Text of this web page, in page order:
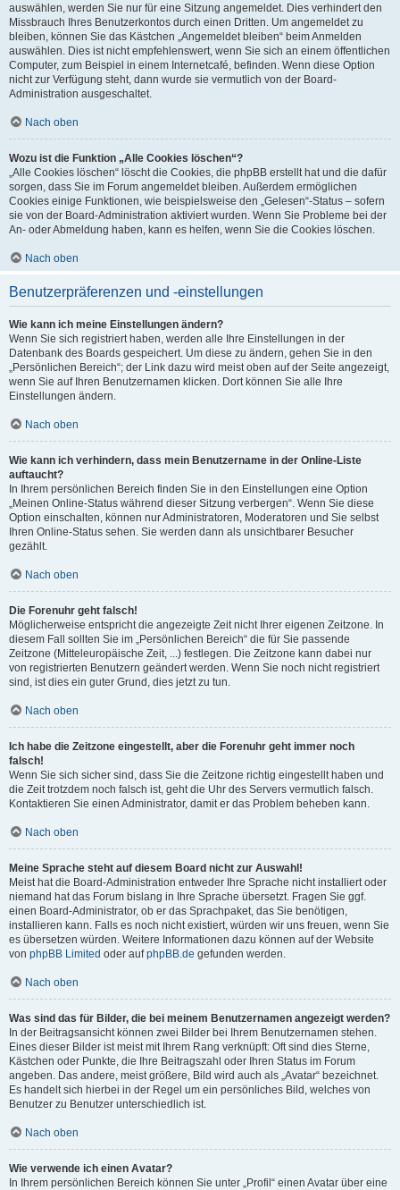
auswählen, werden Sie nur für eine Sitzung angemeldet. Dies verhindert den
Missbrauch Ihres Benutzerkontos durch einen Dritten. Um angemeldet zu
bleiben, können Sie das Kästchen „Angemeldet bleiben“ beim Anmelden
auswählen. Dies ist nicht empfehlenswert, wenn Sie sich an einem öffentlichen
Computer, zum Beispiel in einem Internetcafé, befinden. Wenn diese Option
nicht zur Verfügung steht, dann wurde sie vermutlich von der Board-
Administration ausgeschaltet.
Nach oben
Wozu ist die Funktion „Alle Cookies löschen“?
„Alle Cookies löschen“ löscht die Cookies, die phpBB erstellt hat und die dafür
sorgen, dass Sie im Forum angemeldet bleiben. Außerdem ermöglichen
Cookies einige Funktionen, wie beispielsweise den „Gelesen“-Status – sofern
sie von der Board-Administration aktiviert wurden. Wenn Sie Probleme bei der
An- oder Abmeldung haben, kann es helfen, wenn Sie die Cookies löschen.
Nach oben
Benutzerpräferenzen und -einstellungen
Wie kann ich meine Einstellungen ändern?
Wenn Sie sich registriert haben, werden alle Ihre Einstellungen in der
Datenbank des Boards gespeichert. Um diese zu ändern, gehen Sie in den
„Persönlichen Bereich“; der Link dazu wird meist oben auf der Seite angezeigt,
wenn Sie auf Ihren Benutzernamen klicken. Dort können Sie alle Ihre
Einstellungen ändern.
Nach oben
Wie kann ich verhindern, dass mein Benutzername in der Online-Liste
auftaucht?
In Ihrem persönlichen Bereich finden Sie in den Einstellungen eine Option
„Meinen Online-Status während dieser Sitzung verbergen“. Wenn Sie diese
Option einschalten, können nur Administratoren, Moderatoren und Sie selbst
Ihren Online-Status sehen. Sie werden dann als unsichtbarer Besucher
gezählt.
Nach oben
Die Forenuhr geht falsch!
Möglicherweise entspricht die angezeigte Zeit nicht Ihrer eigenen Zeitzone. In
diesem Fall sollten Sie im „Persönlichen Bereich“ die für Sie passende
Zeitzone (Mitteleuropäische Zeit, ...) festlegen. Die Zeitzone kann dabei nur
von registrierten Benutzern geändert werden. Wenn Sie noch nicht registriert
sind, ist dies ein guter Grund, dies jetzt zu tun.
Nach oben
Ich habe die Zeitzone eingestellt, aber die Forenuhr geht immer noch
falsch!
Wenn Sie sich sicher sind, dass Sie die Zeitzone richtig eingestellt haben und
die Zeit trotzdem noch falsch ist, geht die Uhr des Servers vermutlich falsch.
Kontaktieren Sie einen Administrator, damit er das Problem beheben kann.
Nach oben
Meine Sprache steht auf diesem Board nicht zur Auswahl!
Meist hat die Board-Administration entweder Ihre Sprache nicht installiert oder
niemand hat das Forum bislang in Ihre Sprache übersetzt. Fragen Sie ggf.
einen Board-Administrator, ob er das Sprachpaket, das Sie benötigen,
installieren kann. Falls es noch nicht existiert, würden wir uns freuen, wenn Sie
es übersetzen würden. Weitere Informationen dazu können auf der Website
von phpBB Limited oder aufphpBB.de gefunden werden.
Nach oben
Was sind das für Bilder, die bei meinem Benutzernamen angezeigt werden?
In der Beitragsansicht können zwei Bilder bei Ihrem Benutzernamen stehen.
Eines dieser Bilder ist meist mit Ihrem Rang verknüpft: Oft sind dies Sterne,
Kästchen oder Punkte, die Ihre Beitragszahl oder Ihren Status im Forum
angeben. Das andere, meist größere, Bild wird auch als „Avatar“ bezeichnet.
Es handelt sich hierbei in der Regel um ein persönliches Bild, welches von
Benutzer zu Benutzer unterschiedlich ist.
Nach oben
Wie verwende ich einen Avatar?
In Ihrem persönlichen Bereich können Sie unter „Profil“ einen Avatar über eine